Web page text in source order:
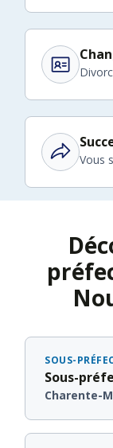
Vous
SOUS-
Sous-
Charente-